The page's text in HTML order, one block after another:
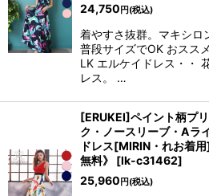
24,750 円 (税込)
着やすさ抜群。マキシロ
普段サイズでOK おスス
LK エルケイドレス・・
レス。 …
[ERUKEI]ペイント柄プ
ク・ノースリーブ・Aラ
ドレス[MIRIN・れお着
無料》
[lk-c31462]
25,960 円 (税込)